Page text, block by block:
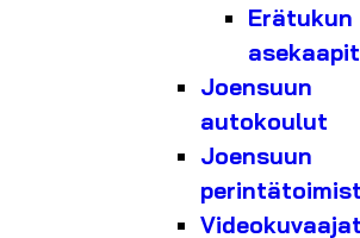
Erätukun
asekaapit
Joensuun
autokoulut
Joensuun
Videokuvaajat